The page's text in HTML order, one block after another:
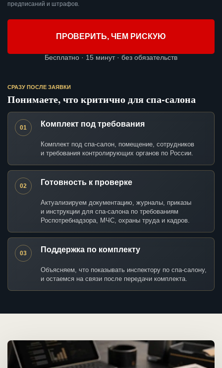
предписаний и штрафов.
ПРОВЕРИТЬ, ЧЕМ РИСКУЮ
Бесплатно · 15 минут · без обязательств
СРАЗУ ПОСЛЕ ЗАЯВКИ
Понимаете, что критично для спа-салона
01 Комплект под требования
Комплект под спа-салон, помещение, сотрудников
и требования контролирующих органов по России.
02 Готовность к проверке
Актуализируем документацию, журналы, приказы
и инструкции для спа-салона по требованиям
Роспотребнадзора, МЧС, охраны труда и кадров.
03 Поддержка по комплекту
Объясняем, что показывать инспектору по спа-салону,
и остаемся на связи после передачи комплекта.